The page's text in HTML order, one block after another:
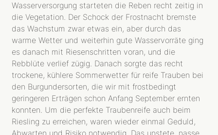
Wasserversorgung starteten die Reben recht zeitig in
die Vegetation. Der Schock der Frostnacht bremste
das Wachstum zwar etwas ein, aber durch das
warme Wetter und weiterhin gute Wasservorräte ging
es danach mit Riesenschritten voran, und die
Rebblüte verlief zügig. Danach sorgte das recht
trockene, kühlere Sommerwetter für reife Trauben bei
den Burgundersorten, die wir mit frostbedingt
geringeren Erträgen schon Anfang September ernten
konnten. Um die perfekte Traubenreife auch beim
Riesling zu erreichen, waren wieder einmal Geduld,
Abwarten und Risiko notwendig. Das unstete, nasse